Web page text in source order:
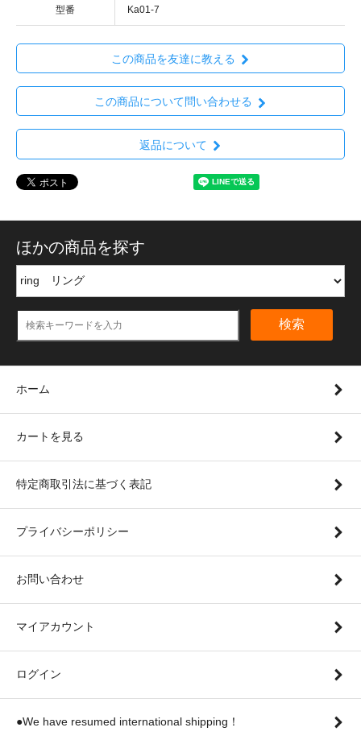
型番 Ka01-7
この商品を友達に教える
この商品について問い合わせる
返品について
ほかの商品を探す
検索
ホーム
カートを見る
特定商取引法に基づく表記
プライバシーポリシー
お問い合わせ
マイアカウント
ログイン
●We have resumed international shipping！